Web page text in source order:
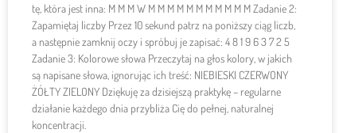
tę, która jest inna: M M M W M M M M M M M M M M M Zadanie 2:
Zapamiętaj liczby Przez 10 sekund patrz na poniższy ciąg liczb,
a następnie zamknij oczy i spróbuj je zapisać: 4 8 1 9 6 3 7 2 5
Zadanie 3: Kolorowe słowa Przeczytaj na głos kolory, w jakich
są napisane słowa, ignorując ich treść: NIEBIESKI CZERWONY
ŻÓŁTY ZIELONY Dziękuję za dzisiejszą praktykę – regularne
działanie każdego dnia przybliża Cię do pełnej, naturalnej
koncentracji.